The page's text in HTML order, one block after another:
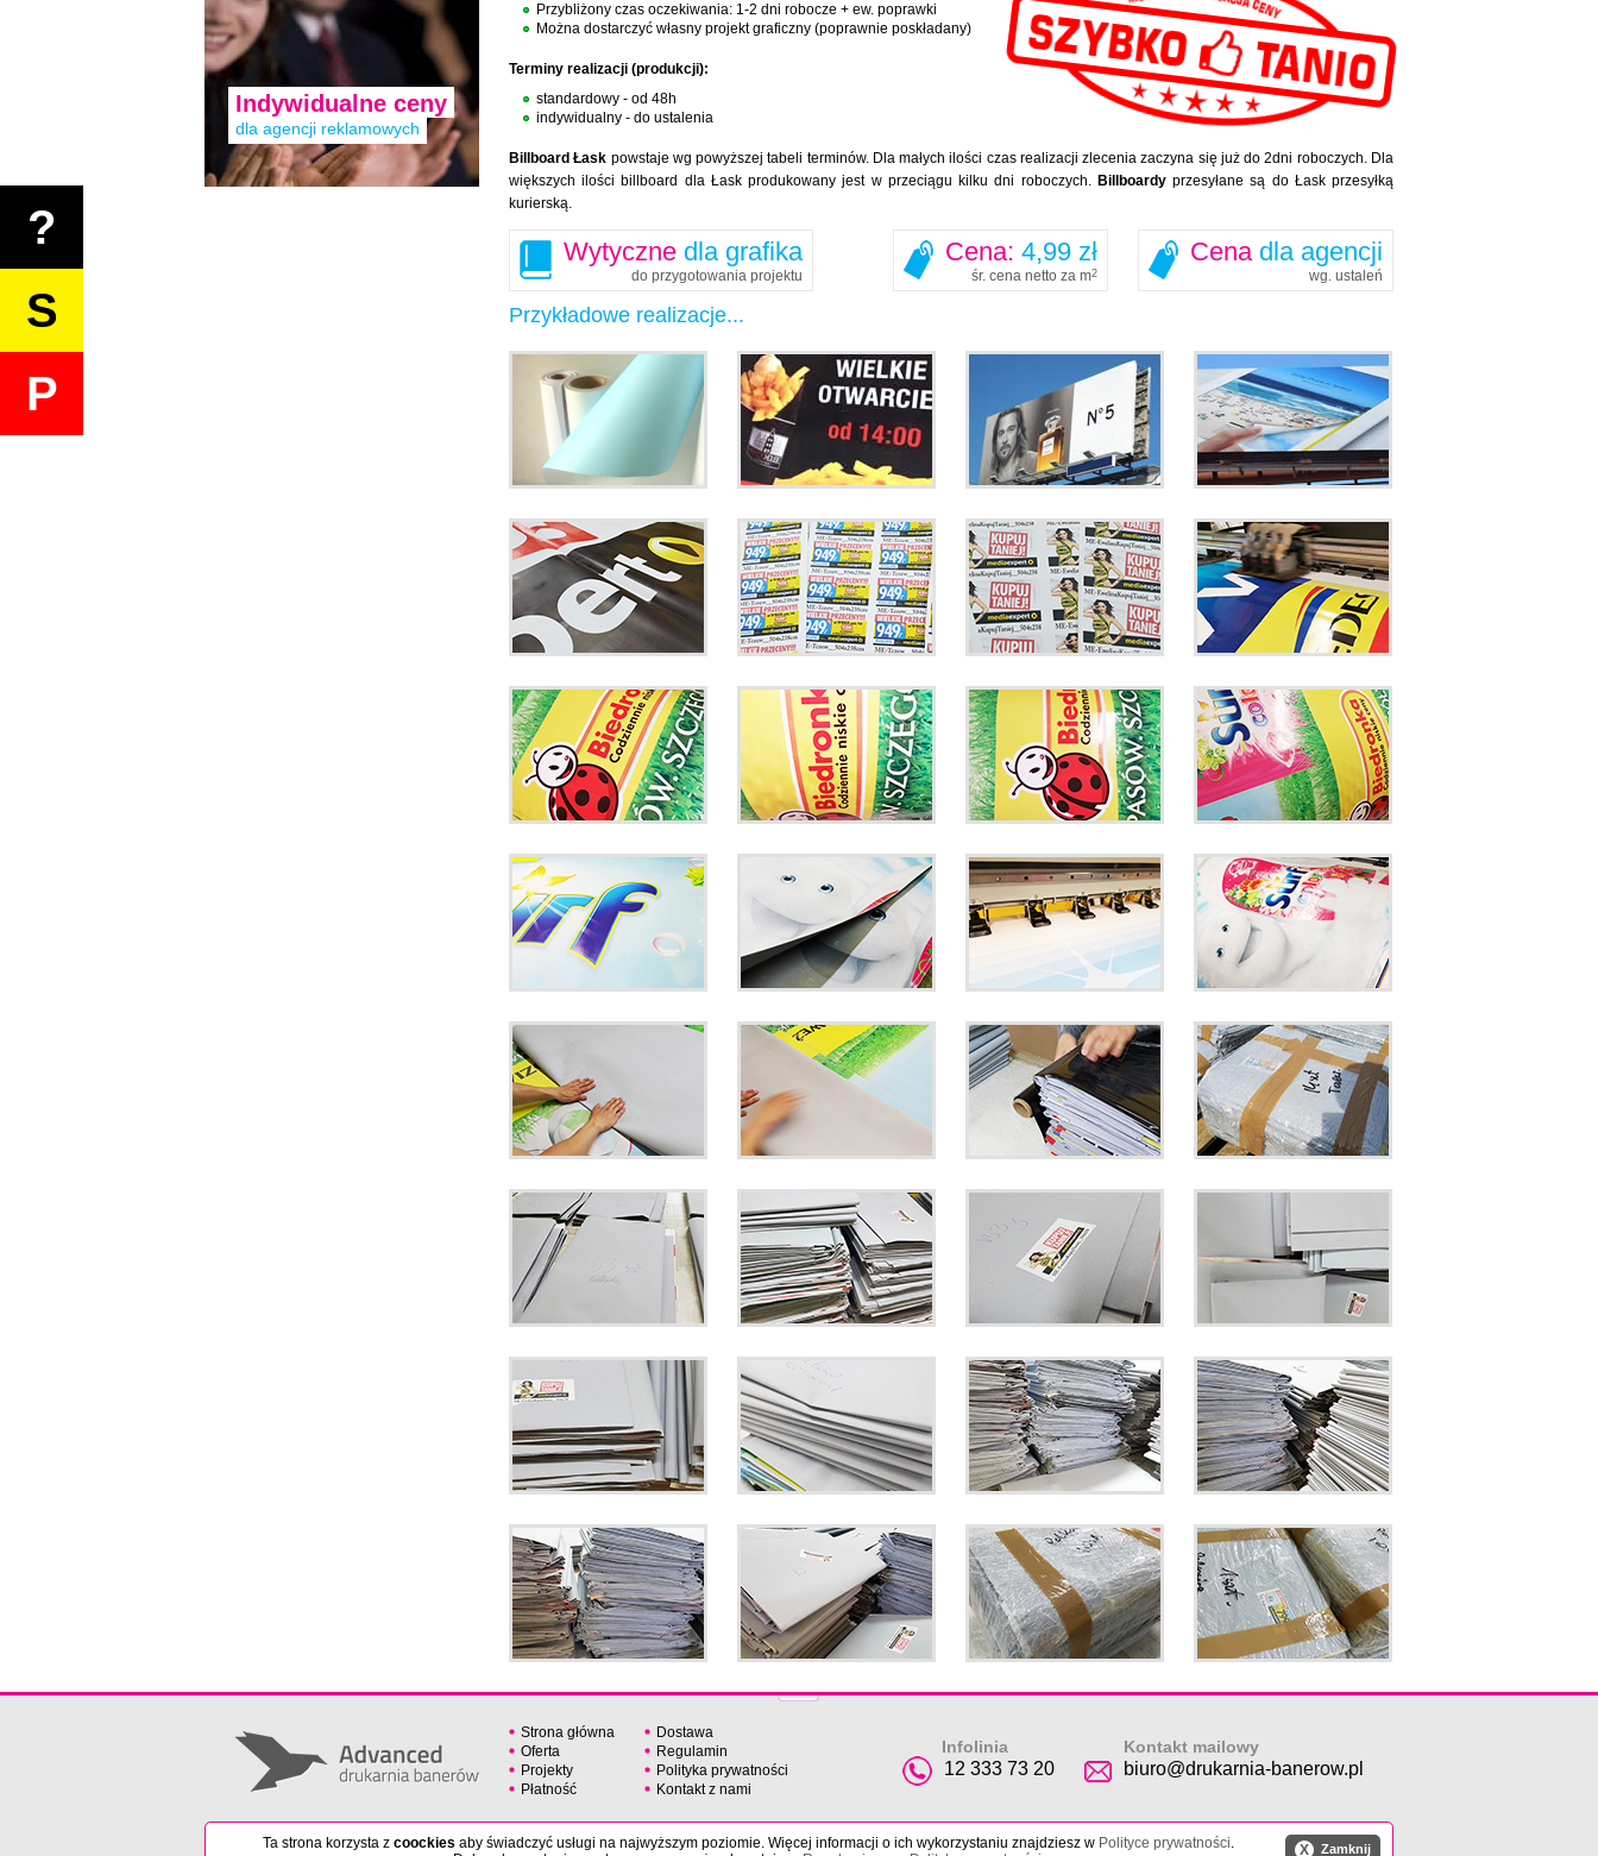
Indywidualne ceny
dla agencji reklamowych
Przybliżony czas oczekiwania: 1-2 dni robocze + ew. poprawki
Można dostarczyć własny projekt graficzny (poprawnie poskładany)
Terminy realizacji (produkcji):
standardowy - od 48h
indywidualny - do ustalenia
Billboard Łask powstaje wg powyższej tabeli terminów. Dla małych ilości czas realizacji zlecenia zaczyna się już do 2dni roboczych. Dla
większych ilości billboard dla Łask produkowany jest w przeciągu kilku dni roboczych. Billboardyprzesyłane są do Łask przesyłką
kurierską.
Wytyczne dla grafika
do przygotowania projektu
Cena dla agencji
wg. ustaleń
Cena: 4,99 zł
śr. cena netto za m2
Przykładowe realizacje...
Strona główna
Oferta
Projekty
Płatność
Dostawa
Regulamin
Polityka prywatności
Kontakt z nami
Kontakt mailowy
biuro@drukarnia-banerow.pl
Infolinia
12 333 73 20
X Zamknij
Ta strona korzysta z coockies aby świadczyć usługi na najwyższym poziomie. Więcej informacji o ich wykorzystaniu znajdziesz w Polityce prywatności.
?
S
P